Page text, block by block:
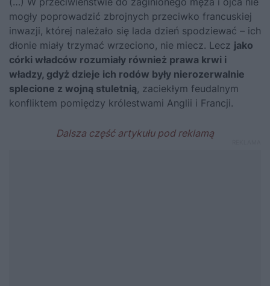
mogły poprowadzić zbrojnych przeciwko francuskiej
inwazji, której należało się lada dzień spodziewać – ich
dłonie miały trzymać wrzeciono, nie miecz. Lecz jako
córki władców rozumiały również prawa krwi i
władzy, gdyż dzieje ich rodów były nierozerwalnie
splecione z wojną stuletnią, zaciekłym feudalnym
konfliktem pomiędzy królestwami Anglii i Francji.